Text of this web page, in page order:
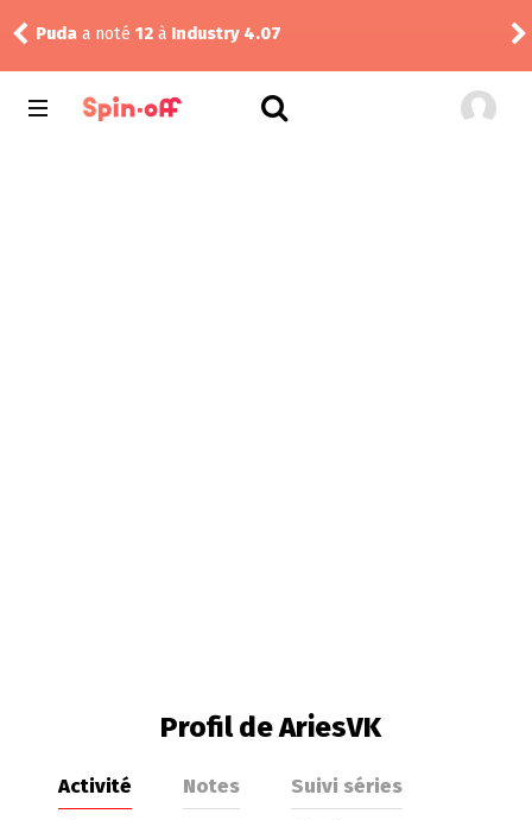
Puda a noté 12 à Industry 4.07
Profil de AriesVK
Activité Notes
Suivi séries